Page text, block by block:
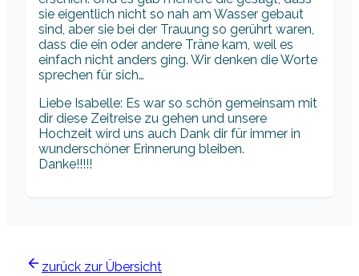
sie eigentlich nicht so nah am Wasser gebaut
sind, aber sie bei der Trauung so gerührt waren,
dass die ein oder andere Träne kam, weil es
einfach nicht anders ging. Wir denken die Worte
sprechen für sich…
Liebe Isabelle: Es war so schön gemeinsam mit
dir diese Zeitreise zu gehen und unsere
Hochzeit wird uns auch Dank dir für immer in
wunderschöner Erinnerung bleiben.
Danke!!!!!
zurück zur Übersicht